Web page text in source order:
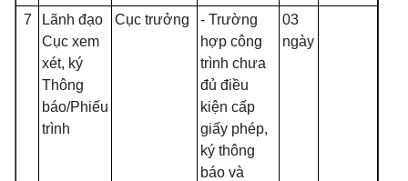
7
Lãnh đạo
Cục xem
xét, ký
Thông
báo/Phiếu
trình
Cục trưởng
- Trường
hợp công
trình chưa
đủ điều
kiện cấp
giấy phép,
ký thông
báo và
03
ngày